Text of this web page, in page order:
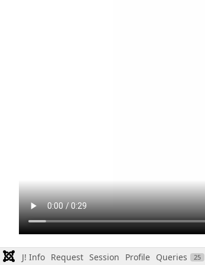
J! Info Request Session Profile Queries 25